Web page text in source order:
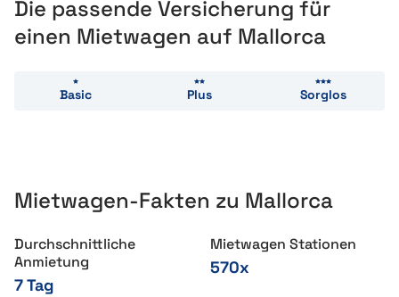
Die passende Versicherung für
einen Mietwagen auf Mallorca
Basic Plus Sorglos
Mietwagen-Fakten zu Mallorca
Durchschnittliche
Anmietung
7 Tag
Mietwagen Stationen
570x